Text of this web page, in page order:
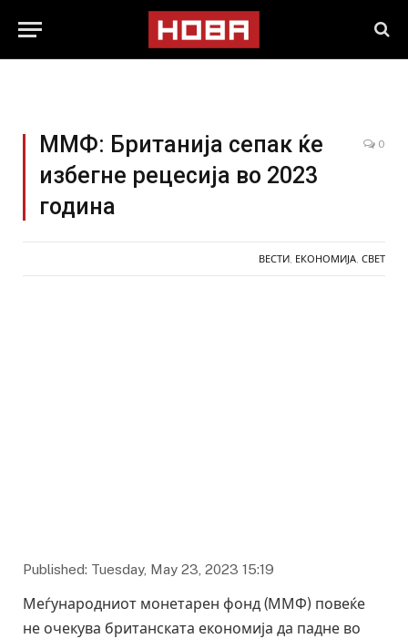
ММФ: Британија сепак ќе
избегне рецесија во 2023
година
0
ВЕСТИ ЕКОНОМИЈА СВЕТ
Published: Tuesday, May 23, 2023 15:19
Меѓународниот монетарен фонд (ММФ) повеќе
не очекува британската економија да падне во